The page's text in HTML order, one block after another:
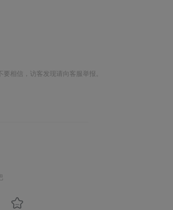
相信，访客发现请向客服举报。